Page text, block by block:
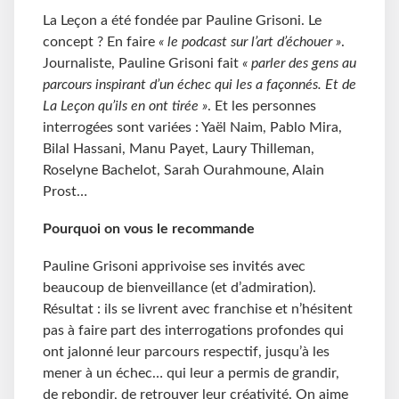
La Leçon a été fondée par Pauline Grisoni. Le
concept ? En faire « le podcast sur l’art d’échouer ».
Journaliste, Pauline Grisoni fait « parler des gens au
parcours inspirant d’un échec qui les a façonnés. Et de
La Leçon qu’ils en ont tirée ». Et les personnes
interrogées sont variées : Yaël Naim, Pablo Mira,
Bilal Hassani, Manu Payet, Laury Thilleman,
Roselyne Bachelot, Sarah Ourahmoune, Alain
Prost…
Pourquoi on vous le recommande
Pauline Grisoni apprivoise ses invités avec
beaucoup de bienveillance (et d’admiration).
Résultat : ils se livrent avec franchise et n’hésitent
pas à faire part des interrogations profondes qui
ont jalonné leur parcours respectif, jusqu’à les
mener à un échec… qui leur a permis de grandir,
de rebondir, de retrouver leur créativité. On aime